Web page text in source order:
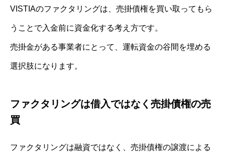
VISTIAのファクタリングは、売掛債権を買い取ってもら
うことで入金前に資金化する考え方です。
売掛金がある事業者にとって、運転資金の谷間を埋める
選択肢になります。
ファクタリングは借入ではなく売掛債権の売
買
ファクタリングは融資ではなく、売掛債権の譲渡による